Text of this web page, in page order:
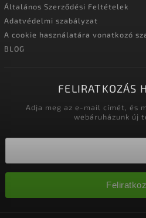
Általános Szerződési Feltételek
Adatvédelmi szabályzat
A cookie használatára vonatkozó
BLOG
FELIRATKOZÁS
Adja meg az e-mail címét, és
webáruházunk új